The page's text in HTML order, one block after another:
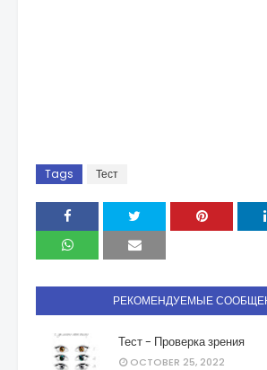
Tags Тест
РЕКОМЕНДУЕМЫЕ
Тест - Проверка зрения
OCTOBER 25, 2022